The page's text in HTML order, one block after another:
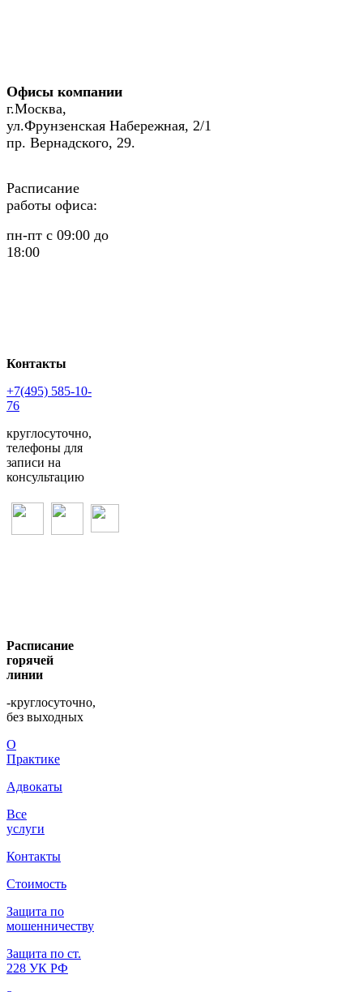
Офисы компании
г.Москва,
ул.Фрунзенская Набережная, 2/1
пр. Вернадского, 29.
Расписание
работы офиса:
пн-пт с 09:00 до
18:00
Контакты
+7(495) 585-10-
76
круглосуточно,
телефоны для
записи на
консультацию
Расписание
горячей
линии
-круглосуточно,
без выходных
О
Практике
Адвокаты
Все
услуги
Контакты
Стоимость
Защита по
мошенничеству
Защита по ст.
228 УК РФ